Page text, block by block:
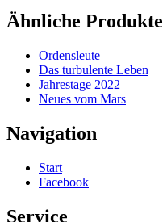
Ähnliche Produkte
Ordensleute
Das turbulente Leben
Jahrestage 2022
Neues vom Mars
Navigation
Start
Facebook
Service